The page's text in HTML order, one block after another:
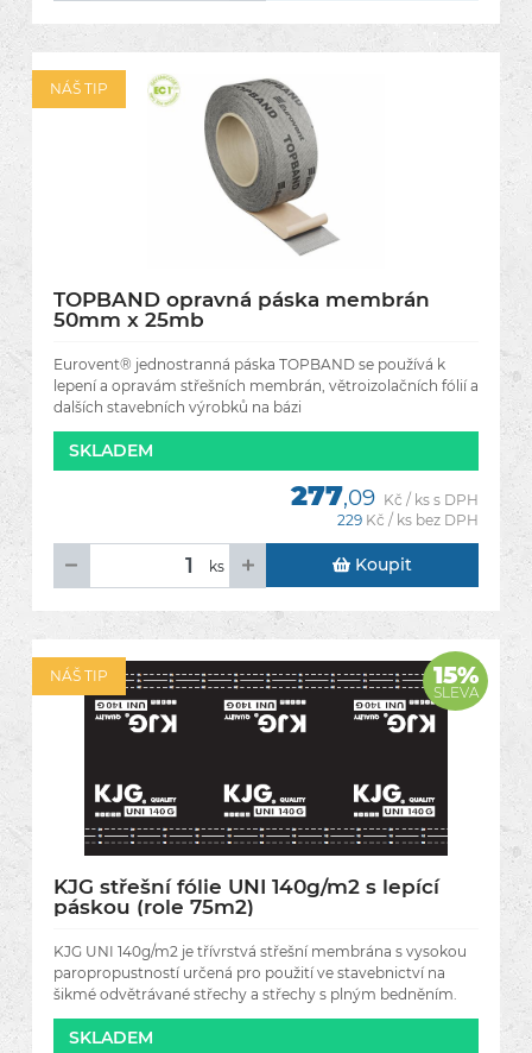
NÁŠ TIP
TOPBAND opravná páska membrán
50mm x 25mb
Eurovent® jednostranná páska TOPBAND se používá k
lepení a opravám střešních membrán, větroizolačních fólií a
dalších stavebních výrobků na bázi
polypropylénu.Perfektně se
SKLADEM
277,09 Kč / ks s DPH
229 Kč / ks bez DPH
ks Koupit
NÁŠ TIP 15%
SLEVA
KJG střešní fólie UNI 140g/m2 s lepící
páskou (role 75m2)
KJG UNI 140g/m2 je třívrstvá střešní membrána s vysokou
paropropustností určená pro použití ve stavebnictví na
šikmé odvětrávané střechy a střechy s plným bedněním.
Membrána
SKLADEM